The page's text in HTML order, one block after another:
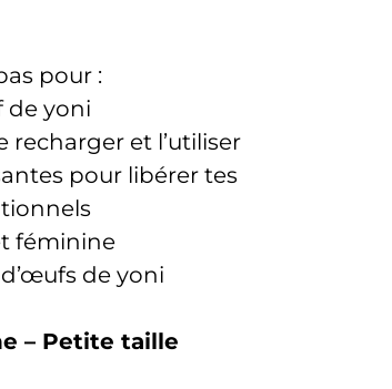
pour :
de yoni
recharger et l’utiliser
pour libérer tes
féminine
de yoni
– Petite taille